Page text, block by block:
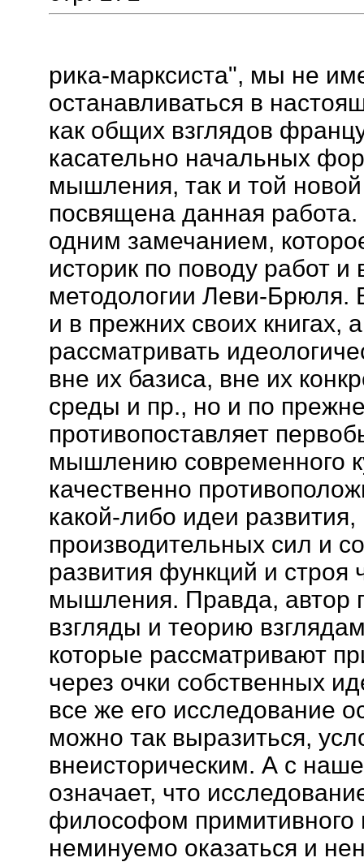
рика-марксиста", мы не
останавливаться в
как общих взглядов
касательно начальных
мышления, так и той
посвящена данная
одним замечанием,
историк по поводу работ и
методологии Леви-Брюля.
и в прежних своих книгах,
рассматривать
вне их базиса, вне их
среды и пр., но и по
противопоставляет
мышлению современного
качественно
какой-либо идеи
производительных сил и
развития функций и строя
мышления. Правда, автор
взгляды и теорию
которые рассматривают
через очки собственных
все же его исследование
можно так выразиться,
внеисторическим. А с
означает, что
философом
неминуемо оказаться и